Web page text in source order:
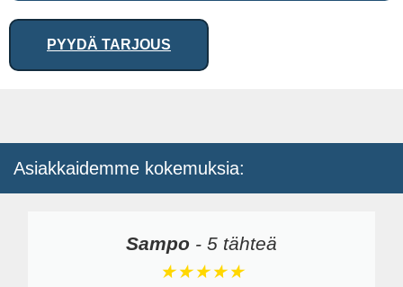
PYYDÄ TARJOUS
Asiakkaidemme kokemuksia:
Sampo - 5 tähteä
★★★★★